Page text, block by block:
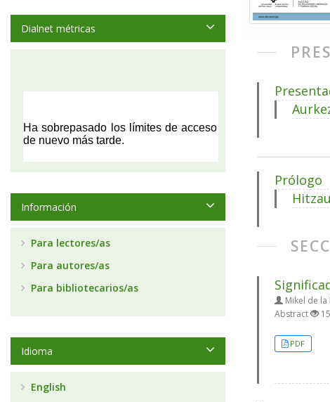
Prólogo
Mikel de la
Abstract
PDF
Dialnet métricas
Información
Para lectores/as
Para autores/as
Para bibliotecarios/as
Idioma
English